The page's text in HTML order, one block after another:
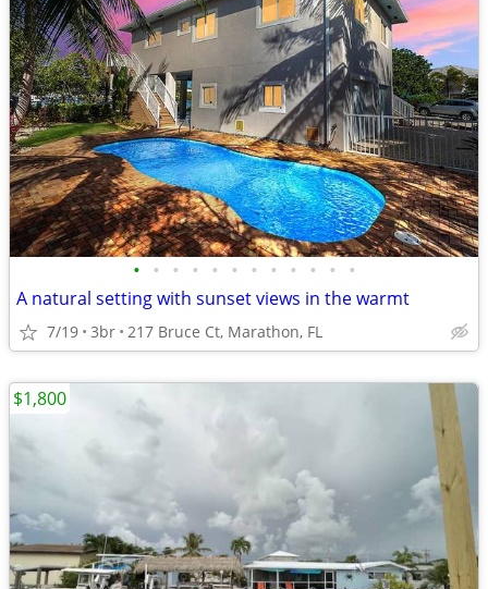
• • • • • • • • • • • •
A natural setting with sunset views in the warmt
7/19 3br 217 Bruce Ct, Marathon, FL
$1,800